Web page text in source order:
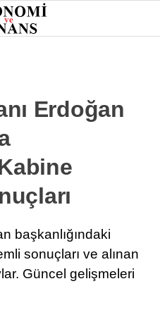
26.1°
Erdoğan
başkanlığındaki
sonuçları ve alınan
Güncel gelişmeleri